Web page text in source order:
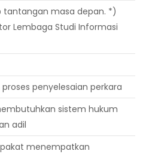
masa depan. *)
Lembaga Studi Informasi
penyelesaian perkara
sistem hukum
adil
menempatkan